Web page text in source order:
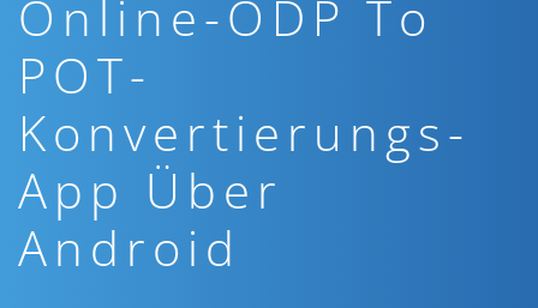
Online-ODP To
POT-
Konvertierungs-
App Über
Android